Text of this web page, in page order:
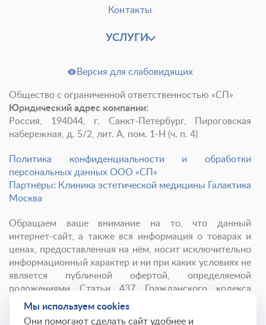
Новости и СМИ Cтатьи и публикации
Программа лояльности и подарочные сертификаты
Отзывы Безопасность
Медицинский туризм Юр. информация
Контакты
УСЛУГИ
Версия для слабовидящих
Общество с ограниченной ответственностью «СП»
Юридический адрес компании:
Россия, 194044, г. Санкт-Петербург, Пироговская
набережная, д. 5/2, лит. А, пом. 1-Н (ч. п. 4)
Политика конфиденциальности и обработки
персональных данных ООО «СП»
Партнёры: Клиника эстетической медицины Галактика
Москва
Обращаем ваше внимание на то, что данный
интернет-сайт, а также вся информация о товарах и
ценах, предоставленная на нём, носит исключительно
информационный характер и ни при каких условиях не
является публичной офертой, определяемой
положениями Статьи 437 Гражданского кодекса
Российской Федерации.
Мы используем cookies
Они помогают сделать сайт удобнее и